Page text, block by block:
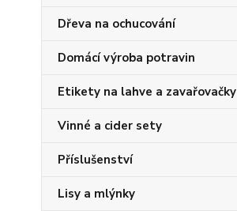
Dřeva na ochucování
Domácí výroba potravin
Etikety na lahve a zavařovačky
Vinné a cider sety
Příslušenství
Lisy a mlýnky